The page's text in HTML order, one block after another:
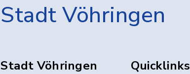
Stadt Vöhringen
Stadt Vöhringen Quicklinks